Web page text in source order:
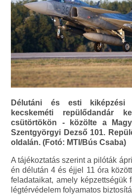
Délutáni és esti
kecskeméti repülődandár
csütörtökön - közölte a
Szentgyörgyi Dezső 101.
oldalán. (Fotó: MTI/Bús Csaba)
A tájékoztatás szerint a pilóták
én délután 4 és éjjel 11 óra
feladataikat, amely képzettségük
légtérvédelem folyamatos